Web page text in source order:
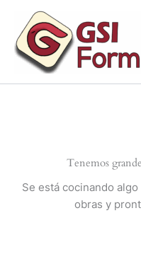
contenido
Tenemos
Se está cocinando
obras y